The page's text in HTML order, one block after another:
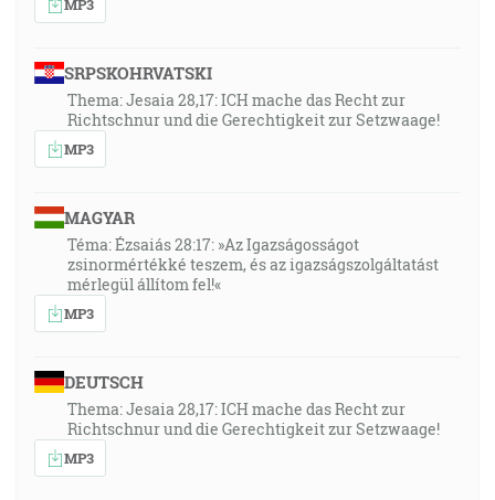
SRPSKOHRVATSKI
Thema: Jesaia 28,17: ICH mache das Recht zur
Richtschnur und die Gerechtigkeit zur Setzwaage!
MP3
MAGYAR
Téma: Ézsaiás 28:17: »Az Igazságosságot
zsinormértékké teszem, és az igazságszolgáltatást
mérlegül állítom fel!«
MP3
DEUTSCH
Thema: Jesaia 28,17: ICH mache das Recht zur
Richtschnur und die Gerechtigkeit zur Setzwaage!
MP3